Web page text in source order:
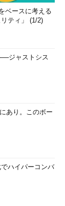
ベースに考える
リティ」 (1/2)
ジャストシス
あり。このボー
ハイパーコンバ